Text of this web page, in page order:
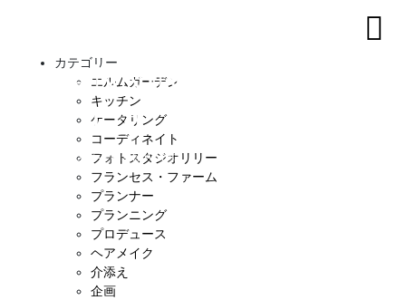
カテゴリー
エルムガーデン
キッチン
ケータリング
コーディネイト
フォトスタジオリリー
フランセス・ファーム
プランナー
プランニング
プロデュース
ヘアメイク
介添え
企画